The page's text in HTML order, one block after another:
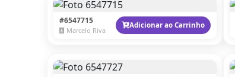
#6547715
Marcelo Riva
Adicionar ao Carrinho